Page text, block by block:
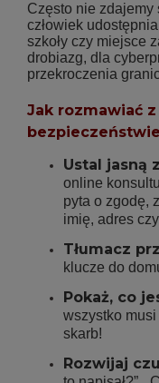
Często nie zdajemy
człowiek
szkoły czy miejsce
drobiazg, dla
przekroczenia
Jak rozmawiać
Ustal jasną
online
pyta o zgodę,
imię, adres
Tłumacz
klucze do
Pokaż, co
wszystko
skarb!
Rozwijaj